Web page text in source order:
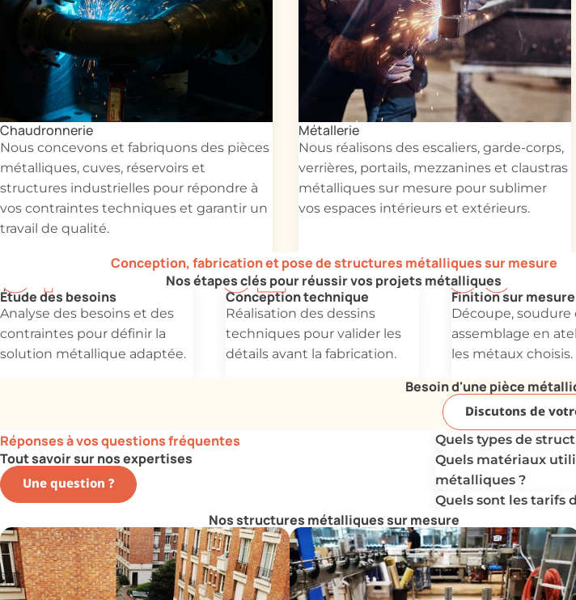
Chaudronnerie
Nous concevons et fabriquons des pièces
métalliques, cuves, réservoirs et
structures industrielles pour répondre à
vos contraintes techniques et garantir un
travail de qualité.
Métallerie
Nous réalisons des escaliers, garde-corps,
verrières, portails, mezzanines et claustras
métalliques sur mesure pour sublimer
vos espaces intérieurs et extérieurs.
Nos étapes clés pour réussir vos projets métalliques
Conception, fabrication et pose de structures métalliques sur mesure
Étude des besoins
Analyse des besoins et des
contraintes pour définir la
solution métallique adaptée.
Conception technique
Réalisation des dessins
techniques pour valider les
détails avant la fabrication.
Finition sur mesure
Découpe, soudure
assemblage en
les métaux choisis.
Besoin d'une pièce
Discutons de
Tout savoir sur nos expertises
Réponses à vos questions fréquentes
Une question ?
Quels types de
Quels matériaux
métalliques ?
Quels sont les tarifs
Nos structures métalliques sur mesure